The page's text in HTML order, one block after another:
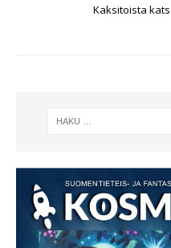
Kaksitoista